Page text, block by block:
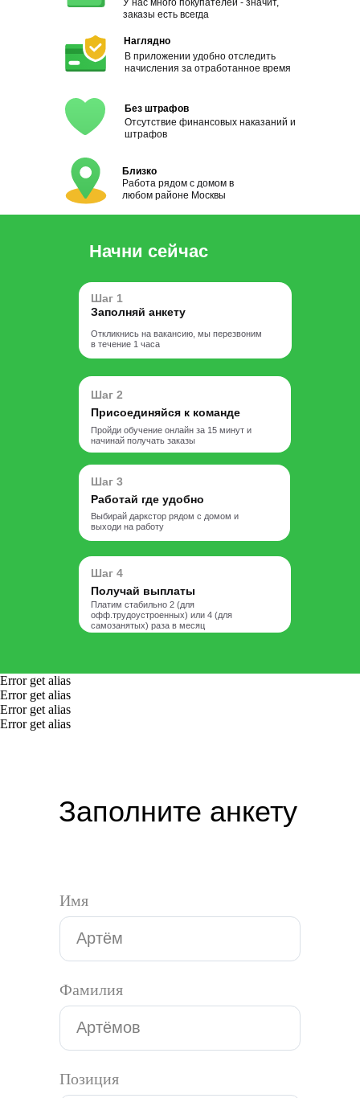
заказы есть всегда
Наглядно
В приложении удобно отследить
начисления за отработанное время
Без штрафов
Отсутствие финансовых наказаний и
штрафов
Близко
Работа рядом с домом в
любом районе Москвы
Начни сейчас
Шаг 1
Заполняй анкету
Откликнись на вакансию, мы перезвоним
в течение 1 часа
Шаг 2
Присоединяйся к команде
Пройди обучение онлайн за 15 минут и
начинай получать заказы
Шаг 3
Работай где удобно
Выбирай даркстор рядом с домом и
выходи на работу
Шаг 4
Получай выплаты
Платим стабильно 2 (для
офф.трудоустроенных) или 4 (для
самозанятых) раза в месяц
Error get alias
Error get alias
Error get alias
Error get alias
Заполните анкету
Имя
Фамилия
Позиция